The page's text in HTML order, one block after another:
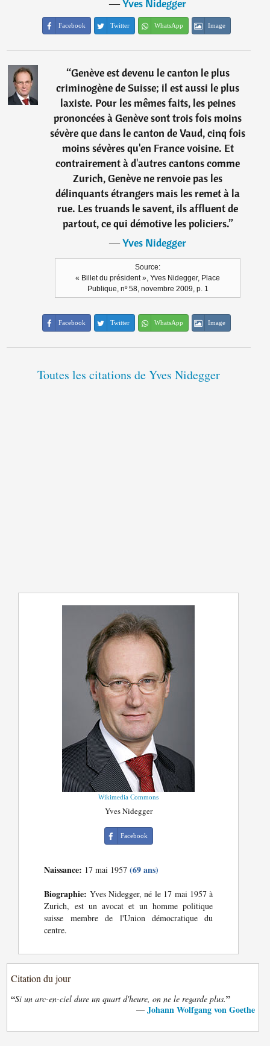
―Yves Nidegger
Facebook Twitter WhatsApp Image
“Genève est devenu le canton le plus
criminogène de Suisse; il est aussi le plus
laxiste. Pour les mêmes faits, les peines
prononcées à Genève sont trois fois moins
sévère que dans le canton de Vaud, cinq fois
moins sévères qu'en France voisine. Et
contrairement à d'autres cantons comme
Zurich, Genève ne renvoie pas les
délinquants étrangers mais les remet à la
rue. Les truands le savent, ils affluent de
partout, ce qui démotive les policiers.”
―Yves Nidegger
Source:
« Billet du président », Yves Nidegger, Place
Publique, nº 58, novembre 2009, p. 1
Facebook Twitter WhatsApp Image
Toutes les citations de Yves Nidegger
Wikimedia Commons
Yves Nidegger
Facebook
Naissance: 17 mai 1957(69 ans)
Biographie: Yves Nidegger, né le 17 mai 1957 à
Zurich, est un avocat et un homme politique
suisse membre de l'Union démocratique du
centre.
Citation du jour
“Si un arc-en-ciel dure un quart d'heure, on ne le regarde plus.”
— Johann Wolfgang von Goethe